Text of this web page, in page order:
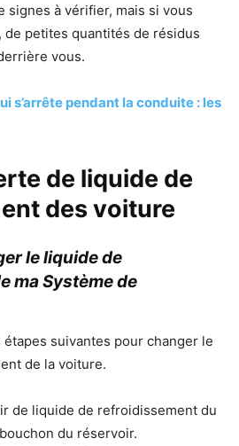
signes à vérifier, mais si vous
petites quantités de résidus
vous.
s’arrête pendant la conduite : les
de liquide de
des voiture
le liquide de
maSystème de
suivantes pour changer le
de la voiture.
de liquide de refroidissement du
du réservoir.